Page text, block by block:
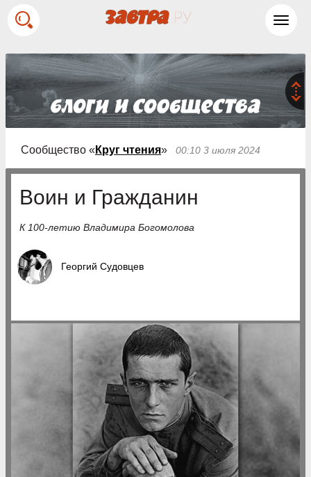
Сообщество « Круг чтения» 00:10 3 июля 2024
Воин и Гражданин
К 100-летию Владимира Богомолова
Георгий Судовцев